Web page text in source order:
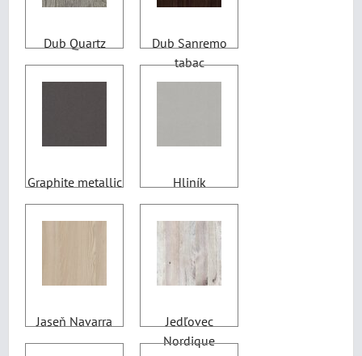
Dub Quartz
Dub Sanremo
tabac
Graphite metallic Hliník
Jaseň Navarra
Jedľovec
Nordique